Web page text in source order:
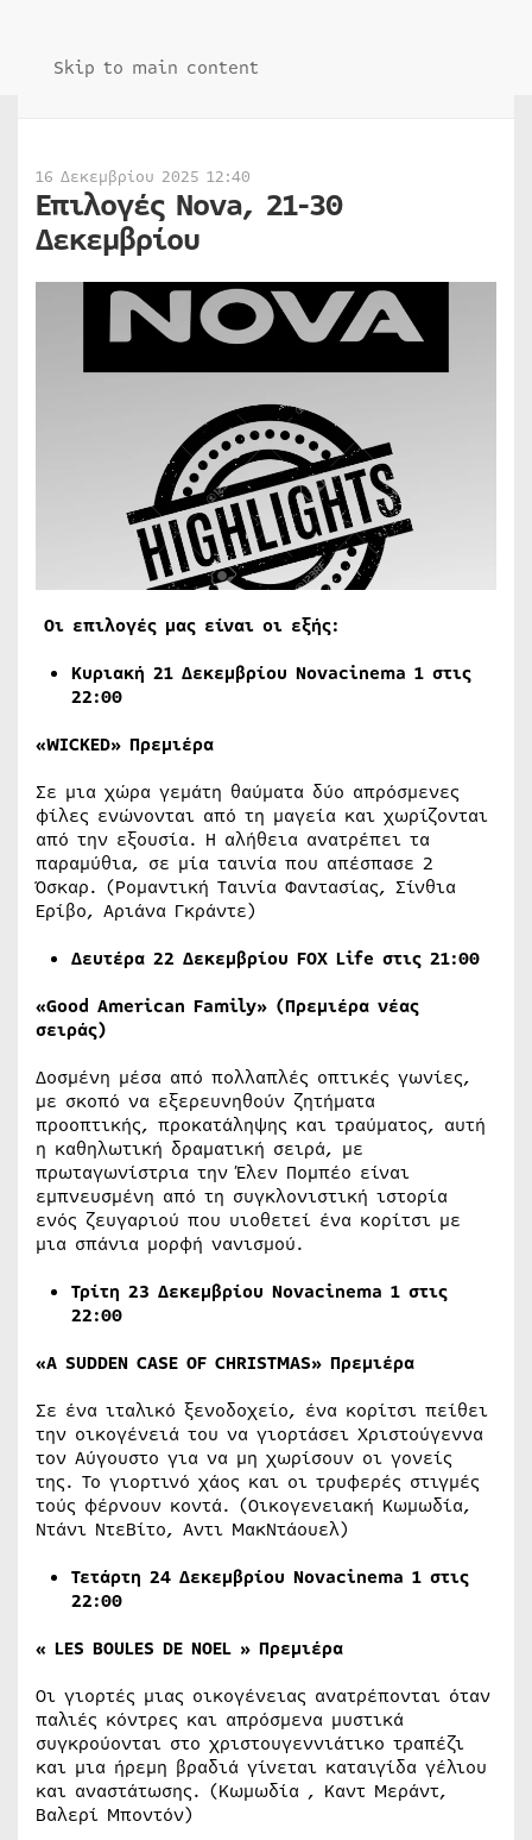
Skip to main content
16 Δεκεμβρίου 2025 12:40
Επιλογές Nova, 21-30
Δεκεμβρίου
Οι επιλογές μας είναι οι εξής:
Κυριακή 21 Δεκεμβρίου Νovacinema 1 στις
22:00
«WICKED» Πρεμιέρα
Σε μια χώρα γεμάτη θαύματα δύο απρόσμενες
φίλες ενώνονται από τη μαγεία και χωρίζονται
από την εξουσία. Η αλήθεια ανατρέπει τα
παραμύθια, σε μία ταινία που απέσπασε 2
Όσκαρ. (Ρομαντική Ταινία Φαντασίας, Σίνθια
Ερίβο, Αριάνα Γκράντε)
Δευτέρα 22 Δεκεμβρίου FOX Life στις 21:00
«Good American Family» (Πρεμιέρα νέας
σειράς)
Δοσμένη μέσα από πολλαπλές οπτικές γωνίες,
με σκοπό να εξερευνηθούν ζητήματα
προοπτικής, προκατάληψης και τραύματος, αυτή
η καθηλωτική δραματική σειρά, με
πρωταγωνίστρια την Έλεν Πομπέο είναι
εμπνευσμένη από τη συγκλονιστική ιστορία
ενός ζευγαριού που υιοθετεί ένα κορίτσι με
μια σπάνια μορφή νανισμού.
Τρίτη 23 Δεκεμβρίου Νovacinema 1 στις
22:00
«A SUDDEN CASE OF CHRISTMAS» Πρεμιέρα
Σε ένα ιταλικό ξενοδοχείο, ένα κορίτσι πείθει
την οικογένειά του να γιορτάσει Χριστούγεννα
τον Αύγουστο για να μη χωρίσουν οι γονείς
της. Το γιορτινό χάος και οι τρυφερές στιγμές
τούς φέρνουν κοντά. (Οικογενειακή Κωμωδία,
Ντάνι ΝτεΒίτο, Αντι ΜακΝτάουελ)
Τετάρτη 24 Δεκεμβρίου Νovacinema 1 στις
22:00
« LES BOULES DE NOEL » Πρεμιέρα
Οι γιορτές μιας οικογένειας ανατρέπονται όταν
παλιές κόντρες και απρόσμενα μυστικά
συγκρούονται στο χριστουγεννιάτικο τραπέζι
και μια ήρεμη βραδιά γίνεται καταιγίδα γέλιου
και αναστάτωσης. (Κωμωδία , Καντ Μεράντ,
Βαλερί Μποντόν)